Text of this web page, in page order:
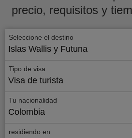
precio, requisitos y
Seleccione el destino
Islas Wallis y Futuna
Tipo de visa
Visa de turista
Tu nacionalidad
Colombia
residiendo en